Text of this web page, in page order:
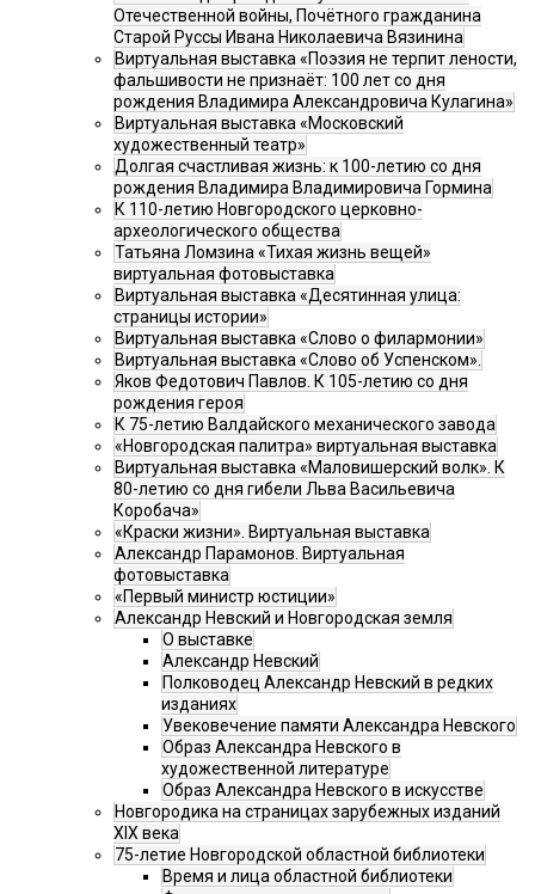
Отечественной войны, Почётного гражданина
Старой Руссы Ивана Николаевича Вязинина
Виртуальная выставка «Поэзия не терпит лености,
фальшивости не признаёт: 100 лет со дня
рождения Владимира Александровича Кулагина»
Виртуальная выставка «Московский
художественный театр»
Долгая счастливая жизнь: к 100-летию со дня
рождения Владимира Владимировича Гормина
К 110-летию Новгородского церковно-
археологического общества
Татьяна Ломзина «Тихая жизнь вещей»
виртуальная фотовыставка
Виртуальная выставка «Десятинная улица:
страницы истории»
Виртуальная выставка «Слово о филармонии»
Виртуальная выставка «Слово об Успенском».
Яков Федотович Павлов. К 105-летию со дня
рождения героя
К 75-летию Валдайского механического завода
«Новгородская палитра» виртуальная выставка
Виртуальная выставка «Маловишерский волк». К
80-летию со дня гибели Льва Васильевича
Коробача»
«Краски жизни». Виртуальная выставка
Александр Парамонов. Виртуальная
фотовыставка
«Первый министр юстиции»
Александр Невский и Новгородская земля
О выставке
Александр Невский
Полководец Александр Невский в редких
изданиях
Увековечение памяти Александра Невского
Образ Александра Невского в
художественной литературе
Образ Александра Невского в искусстве
Новгородика на страницах зарубежных изданий
XIX века
75-летие Новгородской областной библиотеки
Время и лица областной библиотеки